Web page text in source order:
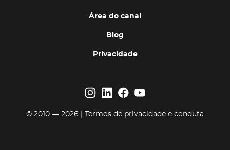
Área do canal
Blog
Privacidade
© 2010 — 2026 | Termos de privacidade e conduta